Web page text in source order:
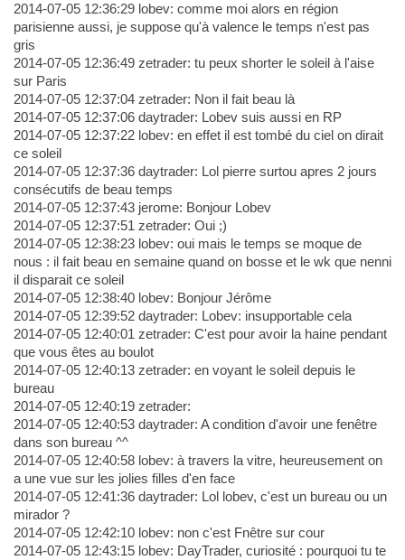
2014-07-05 12:36:29 lobev: comme moi alors en région
parisienne aussi, je suppose qu'à valence le temps n'est pas
gris
2014-07-05 12:36:49 zetrader: tu peux shorter le soleil à l'aise
sur Paris
2014-07-05 12:37:04 zetrader: Non il fait beau là
2014-07-05 12:37:06 daytrader: Lobev suis aussi en RP
2014-07-05 12:37:22 lobev: en effet il est tombé du ciel on dirait
ce soleil
2014-07-05 12:37:36 daytrader: Lol pierre surtou apres 2 jours
consécutifs de beau temps
2014-07-05 12:37:43 jerome: Bonjour Lobev
2014-07-05 12:37:51 zetrader: Oui ;)
2014-07-05 12:38:23 lobev: oui mais le temps se moque de
nous : il fait beau en semaine quand on bosse et le wk que nenni
il disparait ce soleil
2014-07-05 12:38:40 lobev: Bonjour Jérôme
2014-07-05 12:39:52 daytrader: Lobev: insupportable cela
2014-07-05 12:40:01 zetrader: C'est pour avoir la haine pendant
que vous êtes au boulot
2014-07-05 12:40:13 zetrader: en voyant le soleil depuis le
bureau
2014-07-05 12:40:19 zetrader:
2014-07-05 12:40:53 daytrader: A condition d'avoir une fenêtre
dans son bureau ^^
2014-07-05 12:40:58 lobev: à travers la vitre, heureusement on
a une vue sur les jolies filles d'en face
2014-07-05 12:41:36 daytrader: Lol lobev, c'est un bureau ou un
mirador ?
2014-07-05 12:42:10 lobev: non c'est Fnêtre sur cour
2014-07-05 12:43:15 lobev: DayTrader, curiosité : pourquoi tu te